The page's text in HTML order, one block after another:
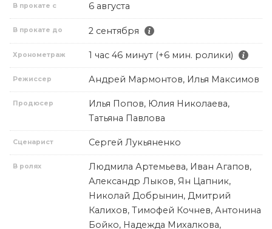
В прокате с 6 августа
В прокате до 2 сентября
Хронометраж 1 час 46 минут (+6 мин. ролики)
Режиссер Андрей Мармонтов, Илья Максимов
Продюсер
Илья Попов, Юлия Николаева,
Татьяна Павлова
Сценарист Сергей Лукьяненко
В ролях
Людмила Артемьева, Иван Агапов,
Александр Лыков, Ян Цапник,
Николай Добрынин, Дмитрий
Калихов, Тимофей Кочнев, Антонина
Бойко, Надежда Михалкова,